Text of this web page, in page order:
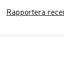
Rapportera